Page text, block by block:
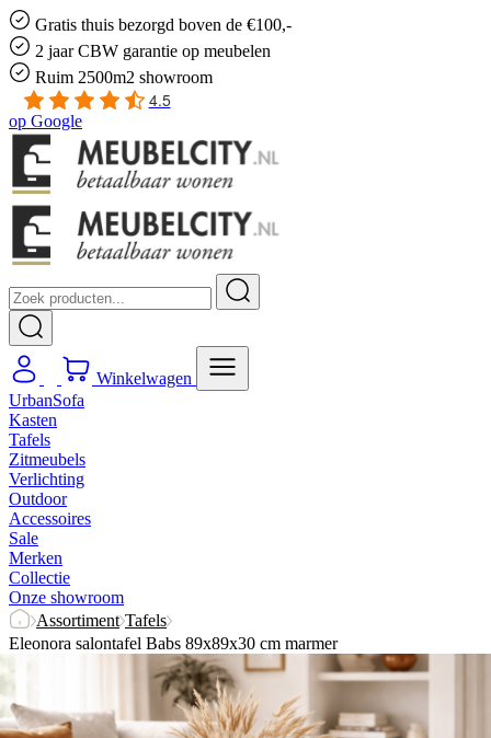
Gratis thuis bezorgd boven de €100,-
2 jaar CBW garantie op meubelen
Ruim 2500m2 showroom
4.5
op Google
Winkelwagen
UrbanSofa
Kasten
Tafels
Zitmeubels
Verlichting
Outdoor
Accessoires
Sale
Merken
Collectie
Onze showroom
Assortiment Tafels
Eleonora salontafel Babs 89x89x30 cm marmer